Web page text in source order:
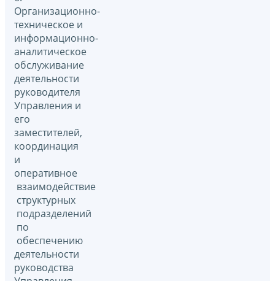
Организационно-
техническое и
информационно-
аналитическое
обслуживание
деятельности
руководителя
Управления и
его
заместителей,
координация
и
оперативное
взаимодействие
структурных
подразделений
по
обеспечению
деятельности
руководства